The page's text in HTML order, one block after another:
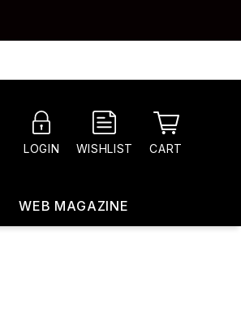
LOGIN WISHLIST CART
WEB MAGAZINE